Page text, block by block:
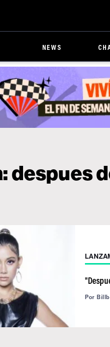
NEWS
despues
Por